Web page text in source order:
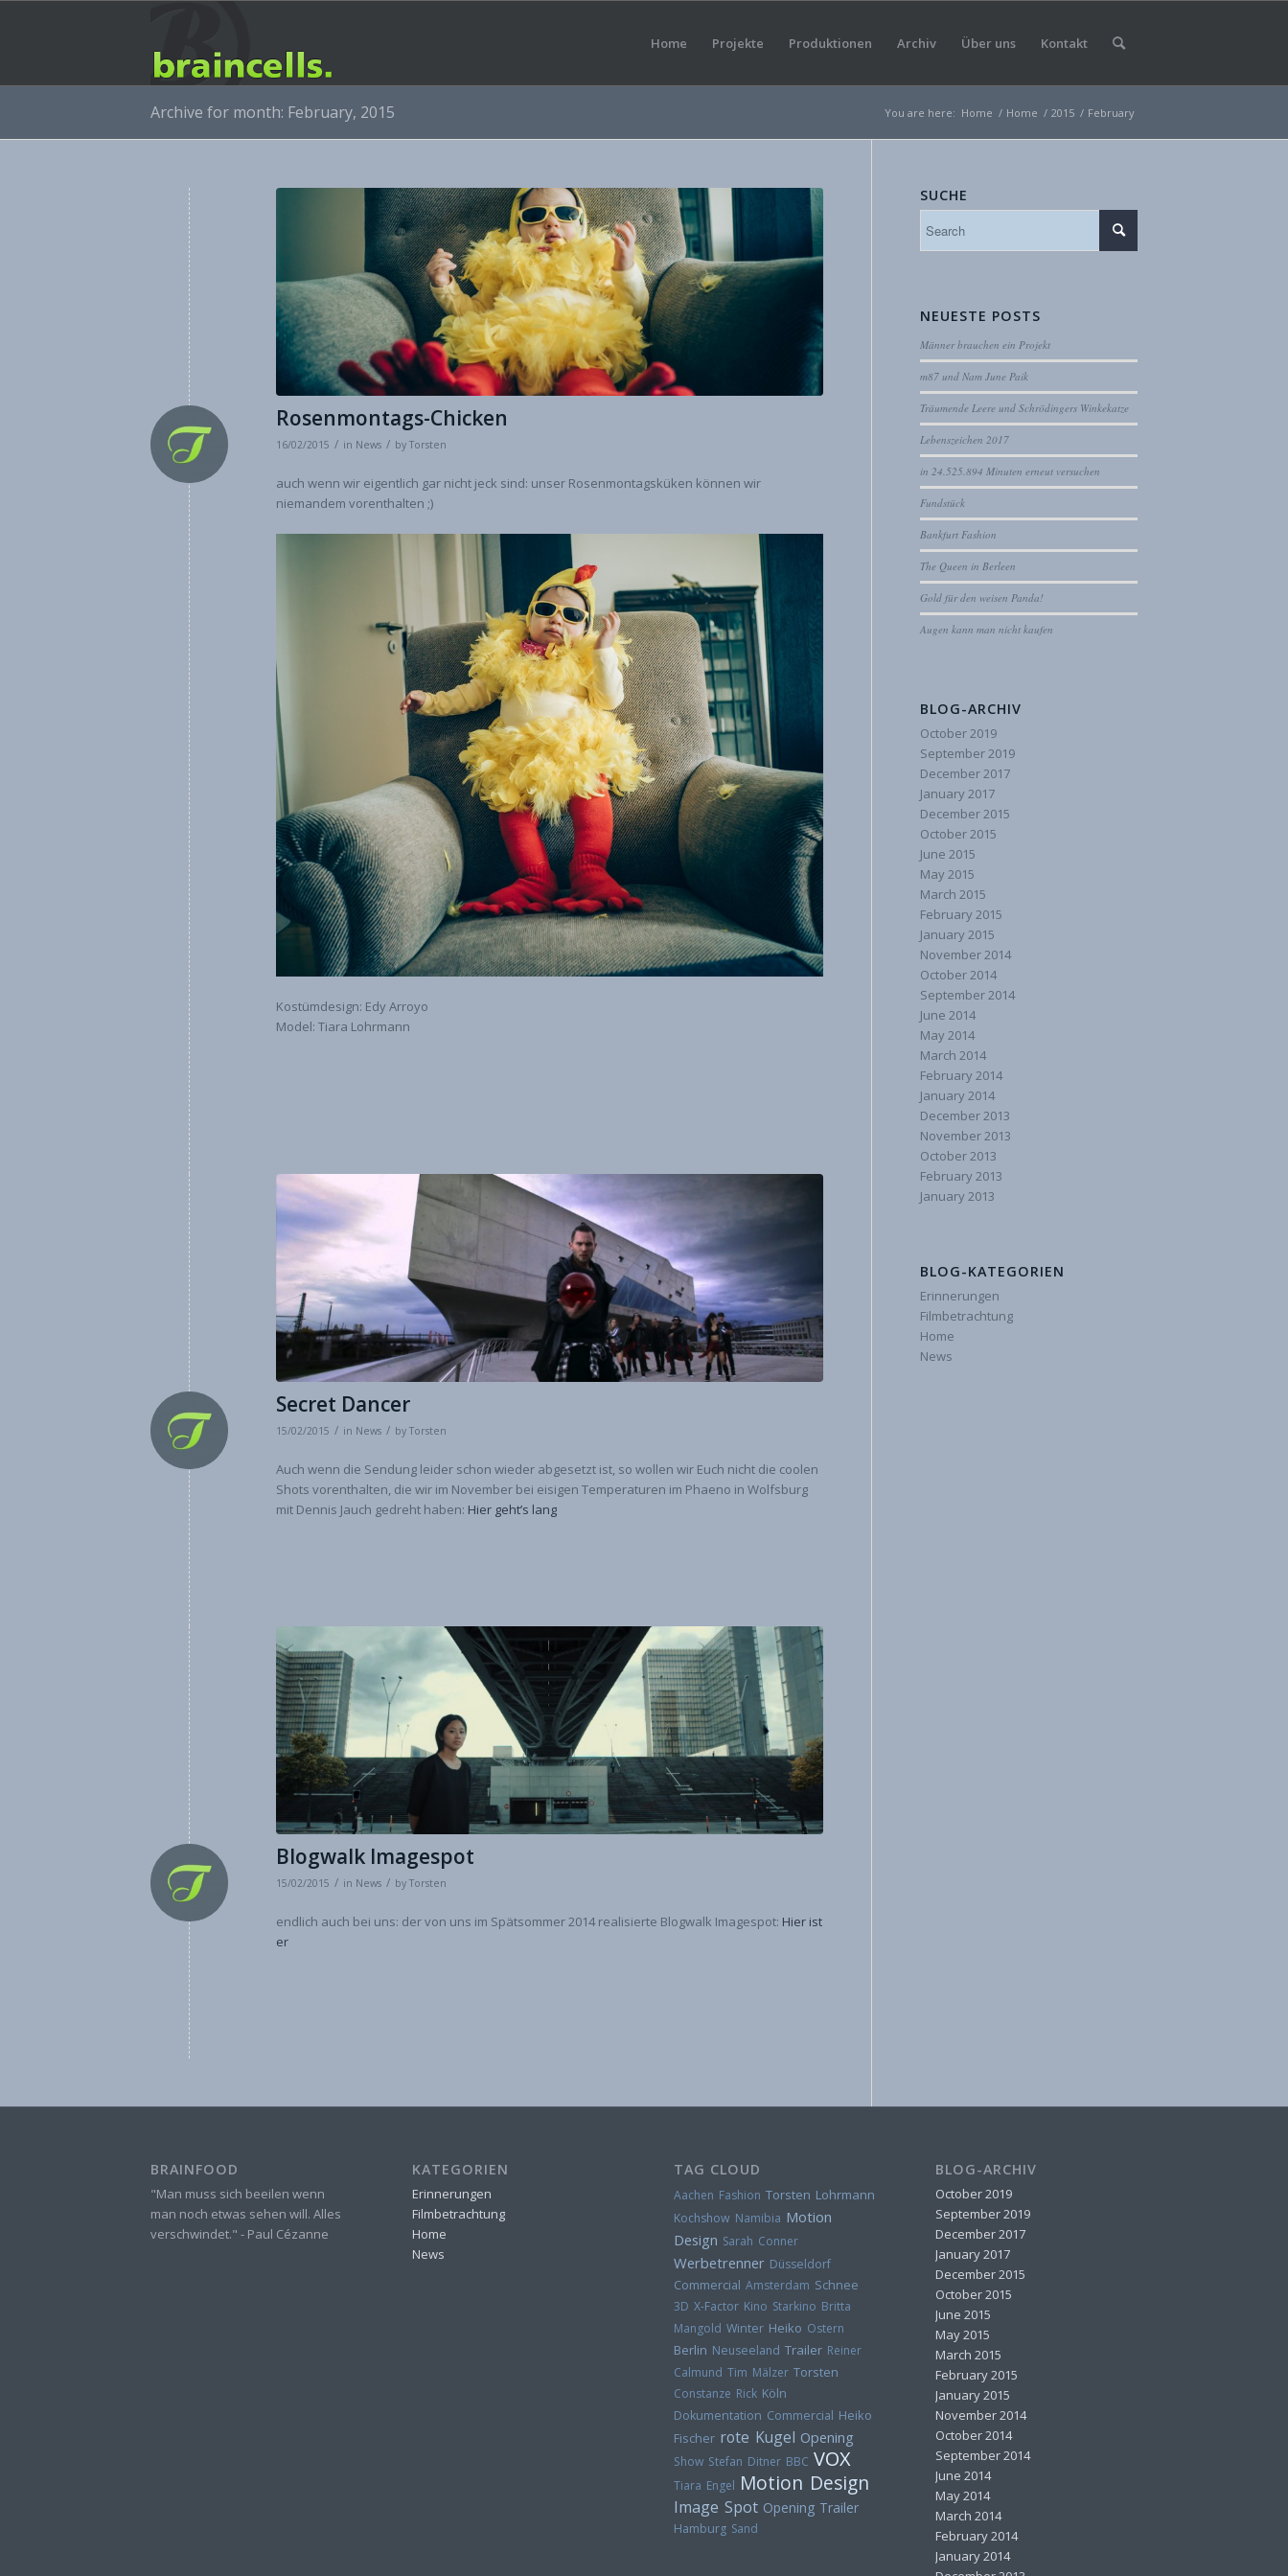
Home Projekte Produktionen Archiv Über uns Kontakt
Archive for month: February, 2015 You are here: Home / Home / 2015 / February
Rosenmontags-Chicken
16/02/2015 / in News / by Torsten
auch wenn wir eigentlich gar nicht jeck sind: unser Rosenmontagsküken können wir
niemandem vorenthalten ;)
Kostümdesign: Edy Arroyo
Model: Tiara Lohrmann
Secret Dancer
15/02/2015 / in News / by Torsten
Auch wenn die Sendung leider schon wieder abgesetzt ist, so wollen wir Euch nicht die coolen
Shots vorenthalten, die wir im November bei eisigen Temperaturen im Phaeno in Wolfsburg
mit Dennis Jauch gedreht haben: Hier geht’s lang
Blogwalk Imagespot
15/02/2015 / in News / by Torsten
endlich auch bei uns: der von uns im Spätsommer 2014 realisierte Blogwalk Imagespot: Hier ist
er
SUCHE
NEUESTE POSTS
Männer brauchen ein Projekt
m87 und Nam June Paik
Träumende Leere und Schrödingers Winkekatze
Lebenszeichen 2017
in 24.525.894 Minuten erneut versuchen
Fundstück
Bankfurt Fashion
The Queen in Berleen
Gold für den weisen Panda!
Augen kann man nicht kaufen
BLOG-ARCHIV
October 2019
September 2019
December 2017
January 2017
December 2015
October 2015
June 2015
May 2015
March 2015
February 2015
January 2015
November 2014
October 2014
September 2014
June 2014
May 2014
March 2014
February 2014
January 2014
December 2013
November 2013
October 2013
February 2013
January 2013
BLOG-KATEGORIEN
Erinnerungen
Filmbetrachtung
Home
News
BRAINFOOD
"Man muss sich beeilen wenn
man noch etwas sehen will. Alles
verschwindet." - Paul Cézanne
KATEGORIEN
Erinnerungen
Filmbetrachtung
Home
News
TAG CLOUD
Aachen Fashion Torsten Lohrmann
Kochshow Namibia Motion
Design Sarah Conner
Werbetrenner Düsseldorf
Commercial Amsterdam Schnee
3D X-Factor Kino Starkino Britta
Mangold Winter Heiko Ostern
Berlin Neuseeland Trailer Reiner
Calmund Tim Mälzer Torsten
Constanze Rick Köln
Dokumentation Commercial Heiko
Fischer rote Kugel Opening
Show Stefan Ditner BBC VOX
Tiara Engel Motion Design
Image Spot Opening Trailer
Hamburg Sand
BLOG-ARCHIV
October 2019
September 2019
December 2017
January 2017
December 2015
October 2015
June 2015
May 2015
March 2015
February 2015
January 2015
November 2014
October 2014
September 2014
June 2014
May 2014
March 2014
February 2014
January 2014